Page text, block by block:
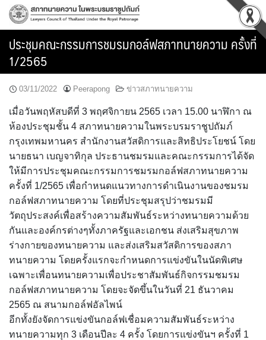
Skip
ประชุมคณะกรรมการชมรมกอล์ฟสภาทนายความ ครั้งที่
1/2565
03/11/2022 Peerapong ข่าวสภาทนายความ
เมื่อวันพฤหัสบดีที่ 3 พฤศจิกายน 2565 เวลา 15.00 นาฬิกา ณ
ห้องประชุมชั้น 4 สภาทนายความในพระบรมราชูปถัมภ์
กรุงเทพมหานคร สำนักงานสวัสดิการและสิทธิประโยชน์ โดย
นายธนา เบญจาทิกุล ประธานชมรมและคณะกรรมการได้จัด
ให้มีการประชุมคณะกรรมการชมรมกอล์ฟสภาทนายความ
ครั้งที่ 1/2565 เพื่อกำหนดแนวทางการดำเนินงานของชมรม
กอล์ฟสภาทนายความ โดยที่ประชุมสรุปว่าชมรมมี
วัตถุประสงค์เพื่อสร้างความสัมพันธ์ระหว่างทนายความด้วย
กันและองค์กรต่างๆทั้งภาครัฐและเอกชน ส่งเสริมสุขภาพ
ร่างกายของทนายความ และส่งเสริมสวัสดิการของสภา
ทนายความ โดยครั้งแรกจะกำหนดการแข่งขันในนัดพิเศษ
เฉพาะเพื่อนทนายความเพื่อประชาสัมพันธ์กิจกรรมชมรม
กอล์ฟสภาทนายความ โดยจะจัดขึ้นในวันที่ 21 ธันวาคม
2565 ณ สนามกอล์ฟอัลไพน์
อีกทั้งยังจัดการแข่งขันกอล์ฟเชื่อมความสัมพันธ์ระหว่าง
ทนายความทุก 3 เดือนปีละ 4 ครั้ง โดยการแข่งขันฯ ครั้งที่ 1